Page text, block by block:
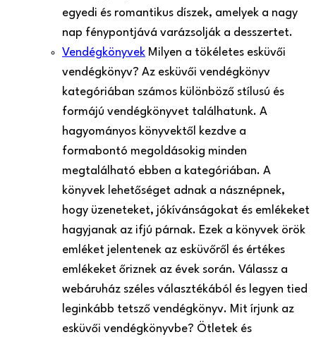
egyedi és romantikus díszek, amelyek a nagy
nap fénypontjává varázsolják a desszertet.
Vendégkönyvek Milyen a tökéletes esküvői
vendégkönyv? Az esküvői vendégkönyv
kategóriában számos különböző stílusú és
formájú vendégkönyvet találhatunk. A
hagyományos könyvektől kezdve a
formabontó megoldásokig minden
megtalálható ebben a kategóriában. A
könyvek lehetőséget adnak a násznépnek,
hogy üzeneteket, jókívánságokat és emlékeket
hagyjanak az ifjú párnak. Ezek a könyvek örök
emléket jelentenek az esküvőről és értékes
emlékeket őriznek az évek során. Válassz a
webáruház széles választékából és legyen tied
leginkább tetsző vendégkönyv. Mit írjunk az
esküvői vendégkönyvbe? Ötletek és